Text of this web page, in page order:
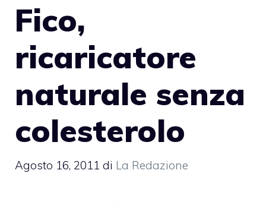
Fico,
ricaricatore
naturale senza
colesterolo
Agosto 16, 2011 di La Redazione